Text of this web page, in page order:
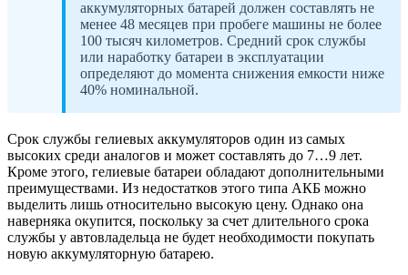
аккумуляторных батарей должен составлять не
менее 48 месяцев при пробеге машины не более
100 тысяч километров. Средний срок службы
или наработку батареи в эксплуатации
определяют до момента снижения емкости ниже
40% номинальной.
Срок службы гелиевых аккумуляторов один из самых
высоких среди аналогов и может составлять до 7…9 лет.
Кроме этого, гелиевые батареи обладают дополнительными
преимуществами. Из недостатков этого типа АКБ можно
выделить лишь относительно высокую цену. Однако она
наверняка окупится, поскольку за счет длительного срока
службы у автовладельца не будет необходимости покупать
новую аккумуляторную батарею.